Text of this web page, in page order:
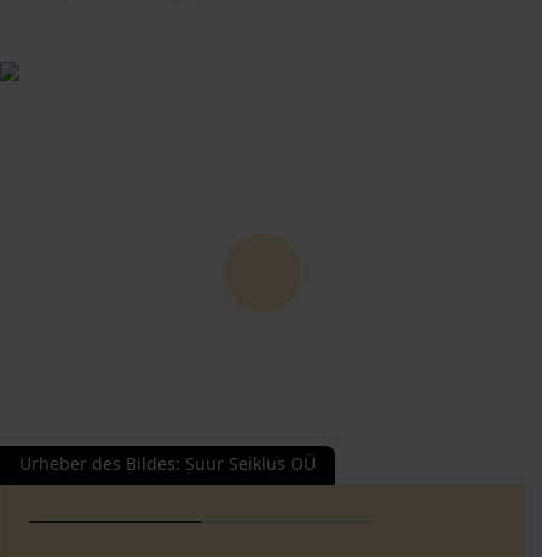
Urheber des Bildes: Suur Seiklus OÜ